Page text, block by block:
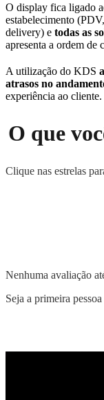
O display fica ligado
estabelecimento
delivery) e todas as
apresenta a ordem de
A utilização do KDS
atrasos no
experiência ao cliente.
O que
Clique nas estrelas
Nenhuma avaliação
Seja a primeira